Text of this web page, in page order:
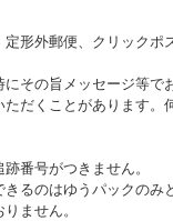
形外郵便、クリックポ
その旨メッセージ等で
だくことがあります。
番号がつきません。
るのはゆうパックのみ
ません。